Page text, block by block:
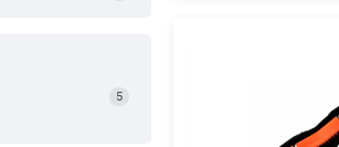
5